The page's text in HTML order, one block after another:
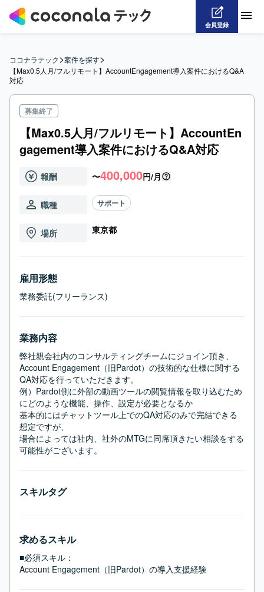
会員登録
ココナラテック>案件を探す>
【Max0.5人月/フルリモート】AccountEngagement導入案件におけるQ&A
対応
募集終了
【Max0.5人月/フルリモート】AccountEn
gagement導入案件におけるQ&A対応
報酬 〜400,000円/月
職種 サポート
場所 東京都
雇用形態
業務委託(フリーランス)
業務内容
弊社親会社内のコンサルティングチームにジョイン頂き、
Account Engagement（旧Pardot）の技術的な仕様に関する
QA対応を行っていただきます。
例）Pardot側に外部の動画ツールの閲覧情報を取り込むため
にどのような機能、操作、設定が必要となるか
基本的にはチャットツール上でのQA対応のみで完結できる
想定ですが、
場合によっては社内、社外のMTGに同席頂きたい相談をする
可能性がございます。
スキルタグ
求めるスキル
■必須スキル：
Account Engagement（旧Pardot）の導入支援経験